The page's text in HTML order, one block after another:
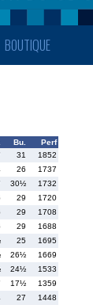
BOUTIQUE
Bu.
Perf
31
1852
26
1737
30½
1732
29
1720
29
1708
29
1688
25
1695
26½
1669
24½
1533
17½
1359
27
1448